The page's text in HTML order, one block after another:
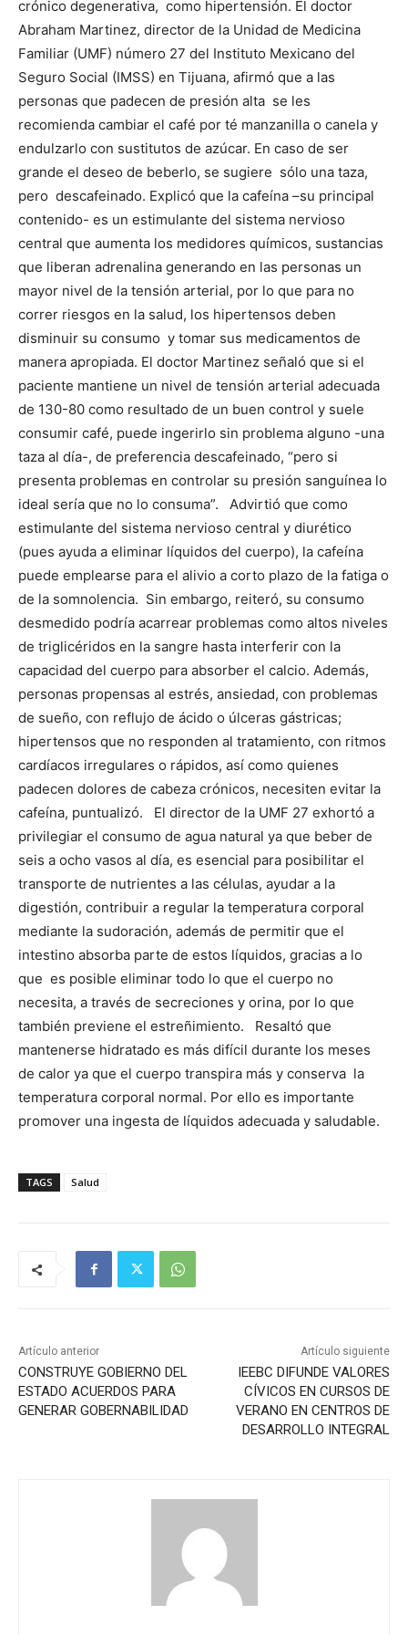
crónico degenerativa, como hipertensión. El doctor
Abraham Martinez, director de la Unidad de Medicina
Familiar (UMF) número 27 del Instituto Mexicano del
Seguro Social (IMSS) en Tijuana, afirmó que a las
personas que padecen de presión alta se les
recomienda cambiar el café por té manzanilla o canela y
endulzarlo con sustitutos de azúcar. En caso de ser
grande el deseo de beberlo, se sugiere sólo una taza,
pero descafeinado. Explicó que la cafeína –su principal
contenido- es un estimulante del sistema nervioso
central que aumenta los medidores químicos, sustancias
que liberan adrenalina generando en las personas un
mayor nivel de la tensión arterial, por lo que para no
correr riesgos en la salud, los hipertensos deben
disminuir su consumo y tomar sus medicamentos de
manera apropiada. El doctor Martinez señaló que si el
paciente mantiene un nivel de tensión arterial adecuada
de 130-80 como resultado de un buen control y suele
consumir café, puede ingerirlo sin problema alguno -una
taza al día-, de preferencia descafeinado, “pero si
presenta problemas en controlar su presión sanguínea lo
ideal sería que no lo consuma”. Advirtió que como
estimulante del sistema nervioso central y diurético
(pues ayuda a eliminar líquidos del cuerpo), la cafeína
puede emplearse para el alivio a corto plazo de la fatiga o
de la somnolencia. Sin embargo, reiteró, su consumo
desmedido podría acarrear problemas como altos niveles
de triglicéridos en la sangre hasta interferir con la
capacidad del cuerpo para absorber el calcio. Además,
personas propensas al estrés, ansiedad, con problemas
de sueño, con reflujo de ácido o úlceras gástricas;
hipertensos que no responden al tratamiento, con ritmos
cardíacos irregulares o rápidos, así como quienes
padecen dolores de cabeza crónicos, necesiten evitar la
cafeína, puntualizó. El director de la UMF 27 exhortó a
privilegiar el consumo de agua natural ya que beber de
seis a ocho vasos al día, es esencial para posibilitar el
transporte de nutrientes a las células, ayudar a la
digestión, contribuir a regular la temperatura corporal
mediante la sudoración, además de permitir que el
intestino absorba parte de estos líquidos, gracias a lo
que es posible eliminar todo lo que el cuerpo no
necesita, a través de secreciones y orina, por lo que
también previene el estreñimiento. Resaltó que
mantenerse hidratado es más difícil durante los meses
de calor ya que el cuerpo transpira más y conserva la
temperatura corporal normal. Por ello es importante
promover una ingesta de líquidos adecuada y saludable.
TAGS Salud
Artículo anterior
CONSTRUYE GOBIERNO DEL
ESTADO ACUERDOS PARA
GENERAR GOBERNABILIDAD
Artículo siguiente
IEEBC DIFUNDE VALORES
CÍVICOS EN CURSOS DE
VERANO EN CENTROS DE
DESARROLLO INTEGRAL